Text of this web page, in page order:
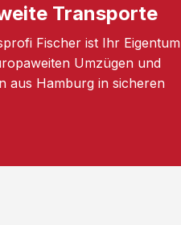
Transporte
Fischer ist Ihr Eigentum
Umzügen und
aus Hamburg in sicheren